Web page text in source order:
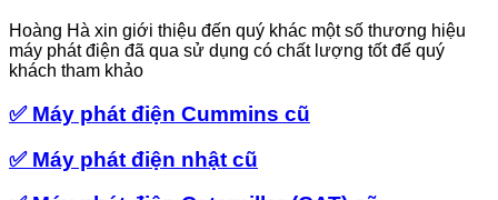
Hoàng Hà xin giới thiệu đến quý khác một số thương hiệu
máy phát điện đã qua sử dụng có chất lượng tốt để quý
khách tham khảo
✅Máy phát điện Cummins cũ
✅Máy phát điện nhật cũ